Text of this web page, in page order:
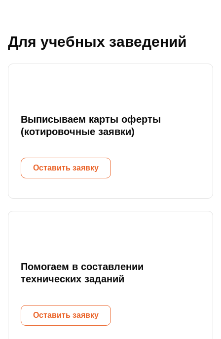
Для учебных заведений
Выписываем карты оферты
(котировочные заявки)
Оставить заявку
Помогаем в составлении
технических заданий
Оставить заявку